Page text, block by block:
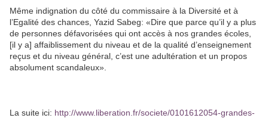
Même indignation du côté du commissaire à la Diversité et à
l’Egalité des chances, Yazid Sabeg: «Dire que parce qu’il y a plus
de personnes défavorisées qui ont accès à nos grandes écoles,
[il y a] affaiblissement du niveau et de la qualité d’enseignement
reçus et du niveau général, c’est une adultération et un propos
absolument scandaleux».
La suite ici: http://www.liberation.fr/societe/0101612054-grandes-